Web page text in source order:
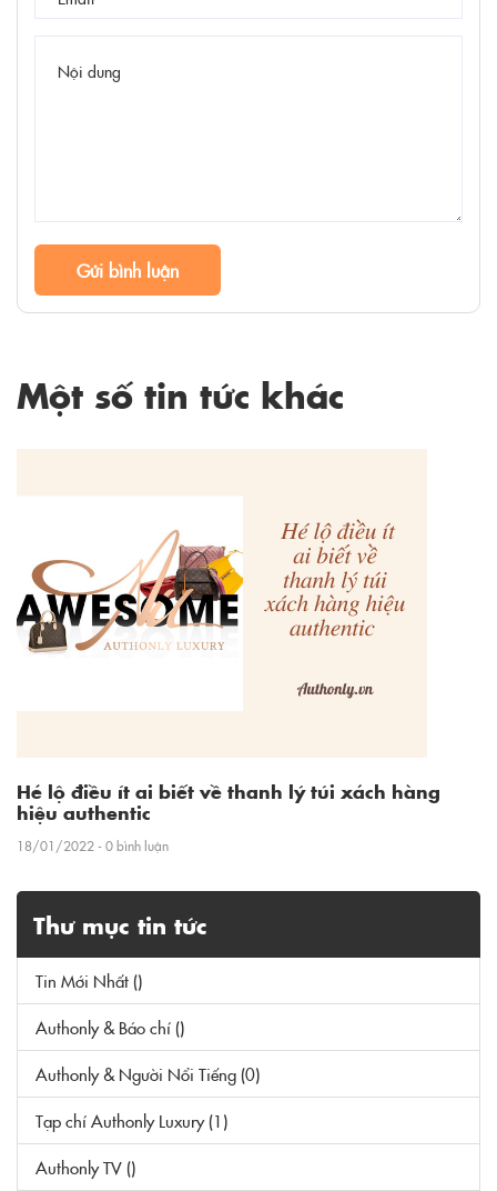
Gửi bình luận
Một số tin tức khác
Hé lộ điều ít ai biết về thanh lý túi xách hàng
hiệu authentic
18/01/2022 - 0 bình luận
Thư mục tin tức
Tin Mới Nhất ()
Authonly & Báo chí ()
Authonly & Người Nổi Tiếng (0)
Tạp chí Authonly Luxury (1)
Authonly TV ()